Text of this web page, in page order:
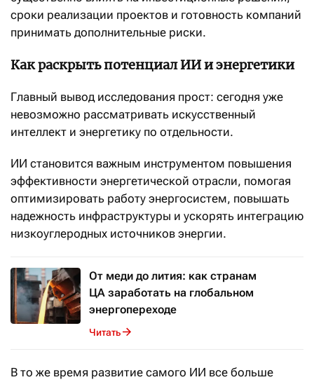
сроки реализации проектов и готовность компаний
принимать дополнительные риски.
Как раскрыть потенциал ИИ и энергетики
Главный вывод исследования прост: сегодня уже
невозможно рассматривать искусственный
интеллект и энергетику по отдельности.
ИИ становится важным инструментом повышения
эффективности энергетической отрасли, помогая
оптимизировать работу энергосистем, повышать
надежность инфраструктуры и ускорять интеграцию
низкоуглеродных источников энергии.
От меди до лития: как странам
ЦА заработать на глобальном
энергопереходе
Читать
В то же время развитие самого ИИ все больше